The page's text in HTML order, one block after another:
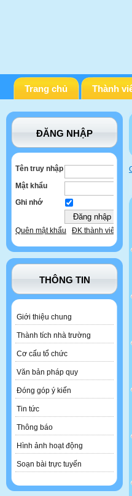
Trang chủ Thành
ĐĂNG NHẬP
Tên truy nhập
Mật khẩu
Ghi nhớ
Quên mật khẩu ĐK thành viên
THÔNG TIN
Giới thiệu chung
Thành tích nhà trường
Cơ cấu tổ chức
Văn bản pháp quy
Đóng góp ý kiến
Tin tức
Thông báo
Hình ảnh hoạt động
Soạn bài trực tuyến